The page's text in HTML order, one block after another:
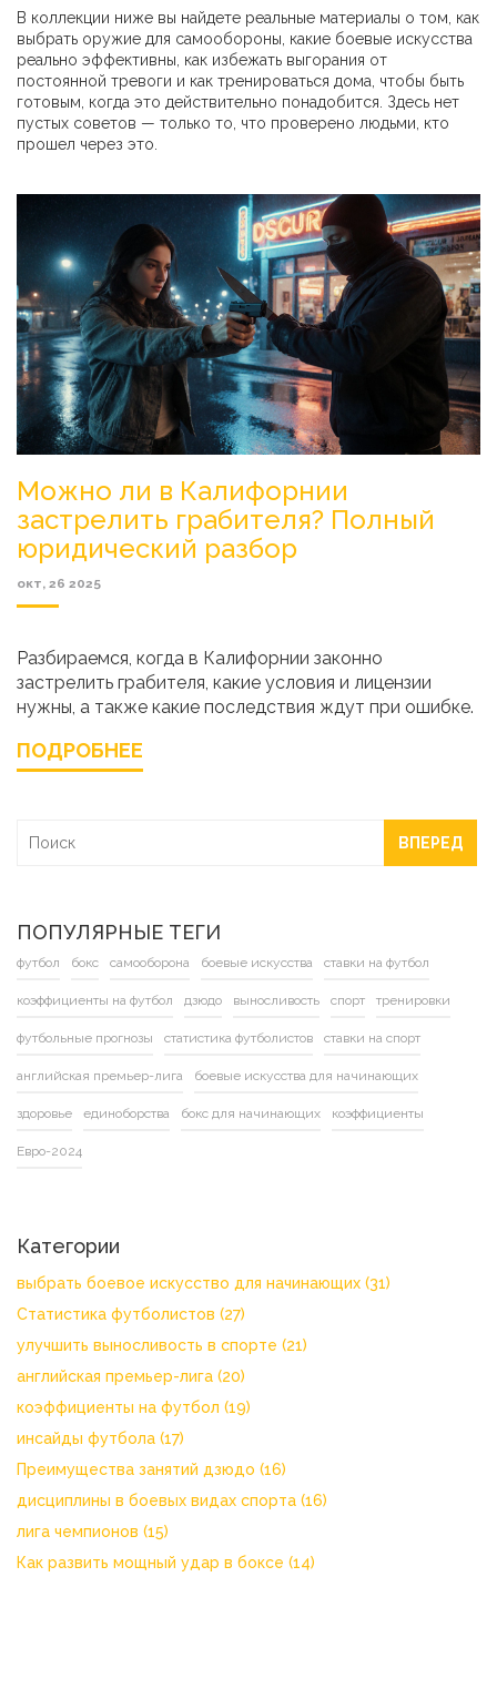
В коллекции ниже вы найдете реальные материалы о том, как
выбрать оружие для самообороны, какие боевые искусства
реально эффективны, как избежать выгорания от
постоянной тревоги и как тренироваться дома, чтобы быть
готовым, когда это действительно понадобится. Здесь нет
пустых советов — только то, что проверено людьми, кто
прошел через это.
Можно ли в Калифорнии
застрелить грабителя? Полный
юридический разбор
окт, 26 2025
Разбираемся, когда в Калифорнии законно
застрелить грабителя, какие условия и лицензии
нужны, а также какие последствия ждут при ошибке.
ПОДРОБНЕЕ
ВПЕРЕД
ПОПУЛЯРНЫЕ ТЕГИ
футбол бокс самооборона боевые искусства ставки на футбол
коэффициенты на футбол дзюдо выносливость спорт тренировки
футбольные прогнозы статистика футболистов ставки на спорт
английская премьер-лига боевые искусства для начинающих
здоровье единоборства бокс для начинающих коэффициенты
Евро-2024
Категории
выбрать боевое искусство для начинающих (31)
Статистика футболистов (27)
улучшить выносливость в спорте (21)
английская премьер-лига (20)
коэффициенты на футбол (19)
инсайды футбола (17)
Преимущества занятий дзюдо (16)
дисциплины в боевых видах спорта (16)
лига чемпионов (15)
Как развить мощный удар в боксе (14)